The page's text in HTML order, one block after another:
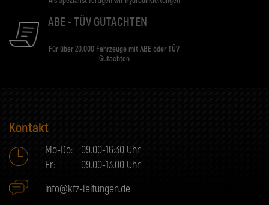
ABE - TÜV GUTACHTEN
Für über 20.000 Fahrzeuge mit ABE oder TÜV
Gutachten
Kontakt
Mo-Do:
09.00-16:30 Uhr
Fr:
09.00-13.00 Uhr
info@kfz-leitungen.de